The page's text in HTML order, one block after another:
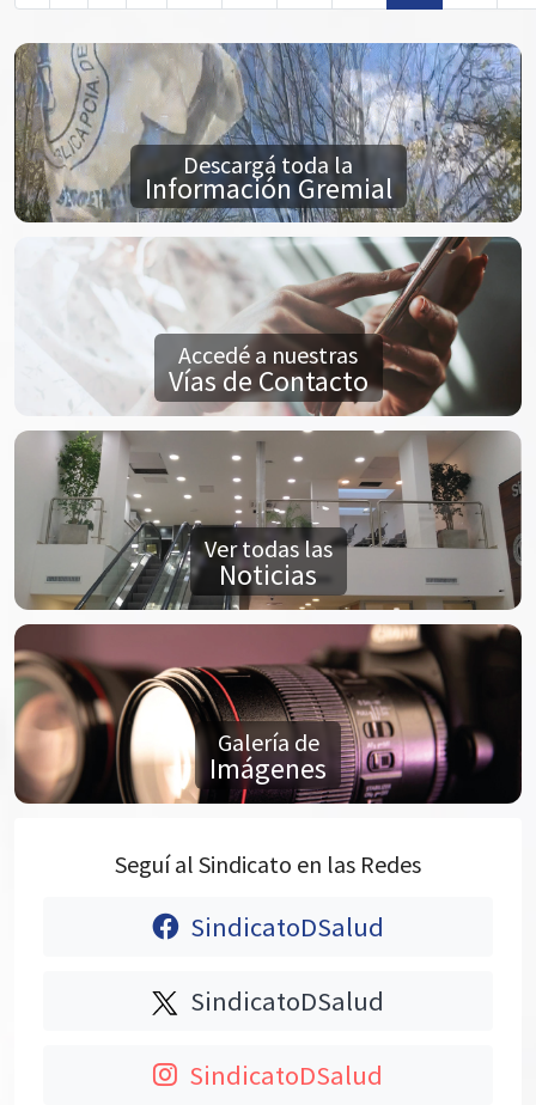
Descargá toda la
Información Gremial
Accedé a nuestras
Vías de Contacto
Ver todas las
Noticias
Galería de
Imágenes
Seguí al Sindicato en las Redes
SindicatoDSalud
SindicatoDSalud
SindicatoDSalud